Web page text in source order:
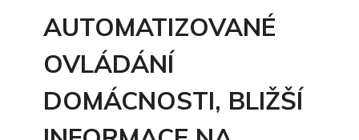
AUTOMATIZOVANÉ
OVLÁDÁNÍ
DOMÁCNOSTI, BLIŽŠÍ